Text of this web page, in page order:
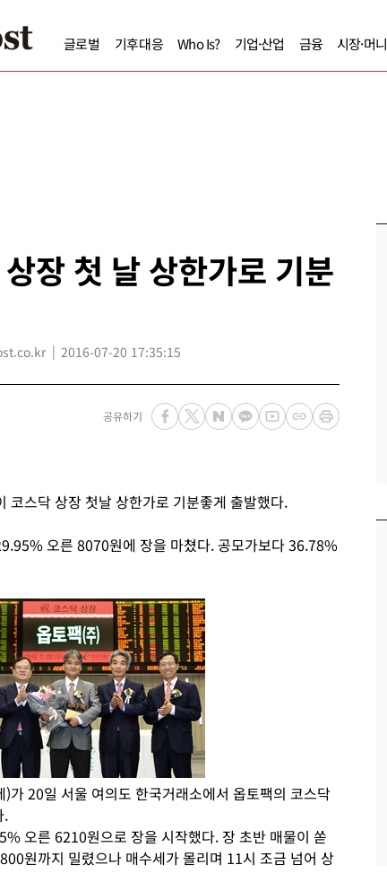
글로벌 기후대응 Who Is? 기업·산업 금융 시장·머니
장 첫 날 상한가로 기분
2016-07-20 17:35:15
공유하기
코스닥 상장 첫날 상한가로 기분좋게 출발했다.
오른 8070원에 장을 마쳤다. 공모가보다 36.78%
20일 서울 여의도 한국거래소에서 옵토팩의 코스닥
.
오른 6210원으로 장을 시작했다. 장 초반 매물이 쏟
원까지 밀렸으나 매수세가 몰리며 11시 조금 넘어 상